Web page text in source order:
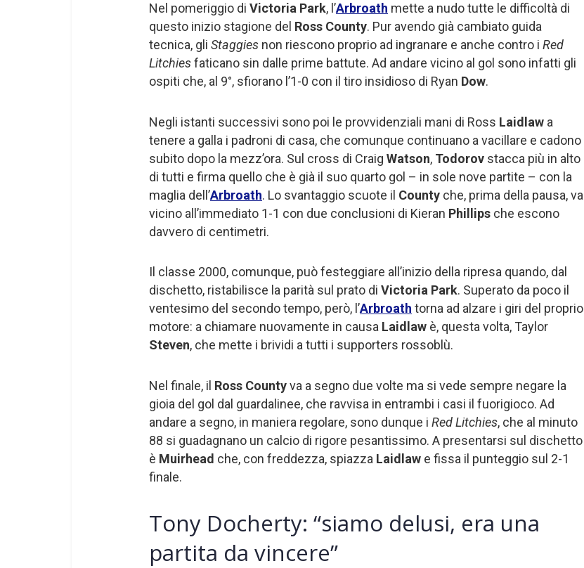
Nel pomeriggio di Victoria Park, l’Arbroath mette a nudo tutte le difficoltà di
questo inizio stagione del Ross County. Pur avendo già cambiato guida
tecnica, gli Staggies non riescono proprio ad ingranare e anche contro i Red
Litchiesfaticano sin dalle prime battute. Ad andare vicino al gol sono infatti gli
ospiti che, al 9°, sfiorano l’1-0 con il tiro insidioso di Ryan Dow.
Negli istanti successivi sono poi le provvidenziali mani di Ross Laidlaw a
tenere a galla i padroni di casa, che comunque continuano a vacillare e cadono
subito dopo la mezz’ora. Sul cross di Craig Watson, Todorov stacca più in alto
di tutti e firma quello che è già il suo quarto gol – in sole nove partite – con la
maglia dell’Arbroath. Lo svantaggio scuote il County che, prima della pausa, va
vicino all’immediato 1-1 con due conclusioni di Kieran Phillips che escono
davvero di centimetri.
Il classe 2000, comunque, può festeggiare all’inizio della ripresa quando, dal
dischetto, ristabilisce la parità sul prato di Victoria Park. Superato da poco il
ventesimo del secondo tempo, però, l’Arbroath torna ad alzare i giri del proprio
motore: a chiamare nuovamente in causa Laidlaw è, questa volta, Taylor
Steven, che mette i brividi a tutti i supporters rossoblù.
Nel finale, il Ross Countyva a segno due volte ma si vede sempre negare la
gioia del gol dal guardalinee, che ravvisa in entrambi i casi il fuorigioco. Ad
andare a segno, in maniera regolare, sono dunque i Red Litchies, che al minuto
88 si guadagnano un calcio di rigore pesantissimo. A presentarsi sul dischetto
è Muirhead che, con freddezza, spiazza Laidlaw e fissa il punteggio sul 2-1
finale.
Tony Docherty: “siamo delusi, era una
partita da vincere”